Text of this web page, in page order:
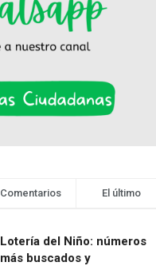
Comentarios El último
Lotería del Niño: números
más buscados y